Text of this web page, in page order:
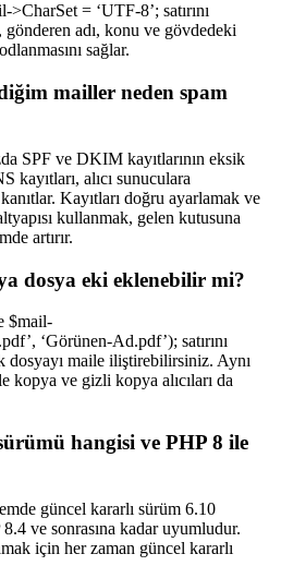
>CharSet = ‘UTF-8’; satırını
adı, konu ve gövdedeki
sağlar.
mailler neden spam
SPF ve DKIM kayıtlarının eksik
kayıtları, alıcı sunuculara
Kayıtları doğru ayarlamak ve
kullanmak, gelen kutusuna
artırır.
dosya eki eklenebilir mi?
$mail-
‘Görünen-Ad.pdf’); satırını
maile iliştirebilirsiniz. Aynı
ve gizli kopya alıcıları da
hangisi ve PHP 8 ile
güncel kararlı sürüm 6.10
ve sonrasına kadar uyumludur.
için her zaman güncel kararlı